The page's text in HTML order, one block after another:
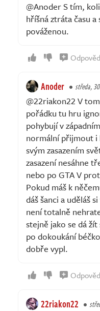
@Anoder S tím,
hříšná ztráta času
pováženou.
Anoder středa,
@22riakon22 V
pořádku tu hru
pohybují v
normální přijmout i
svým zasazením
zasazení nesáhne
nebo po GTA V
Pokud máš k
dáš šanci a uděláš
není totalně
stejně jako se dá
po dokoukání
dobře vypl.
22riakon22